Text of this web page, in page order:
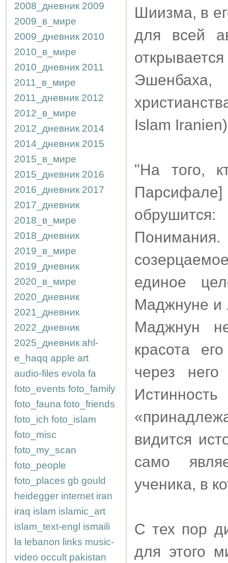
2008_дневник 2009
2009_в_мире
2009_дневник 2010
2010_в_мире
2010_дневник 2011
2011_в_мире
2011_дневник 2012
2012_в_мире
2012_дневник 2014
2014_дневник 2015
2015_в_мире
2015_дневник 2016
2016_дневник 2017
2017_дневник
2018_в_мире
2018_дневник
2019_в_мире
2019_дневник
2020_в_мире
2020_дневник
2021_дневник
2022_дневник
2025_дневник ahl-
e_haqq apple art
audio-files evola fa
foto_events foto_family
foto_fauna foto_friends
foto_ich foto_islam
foto_misc
foto_my_scan
foto_people
foto_places gb gould
heidegger internet iran
iraq islam islamic_art
islam_text-engl ismaili
la lebanon links music-
video occult pakistan
Шиизма, в
для всей
Islam Iranien)
"На того,
Парсифале]
единое
Маджнуне и
Маджнун
красота
через
видится
само
ученика, в
С тех пор
для этого